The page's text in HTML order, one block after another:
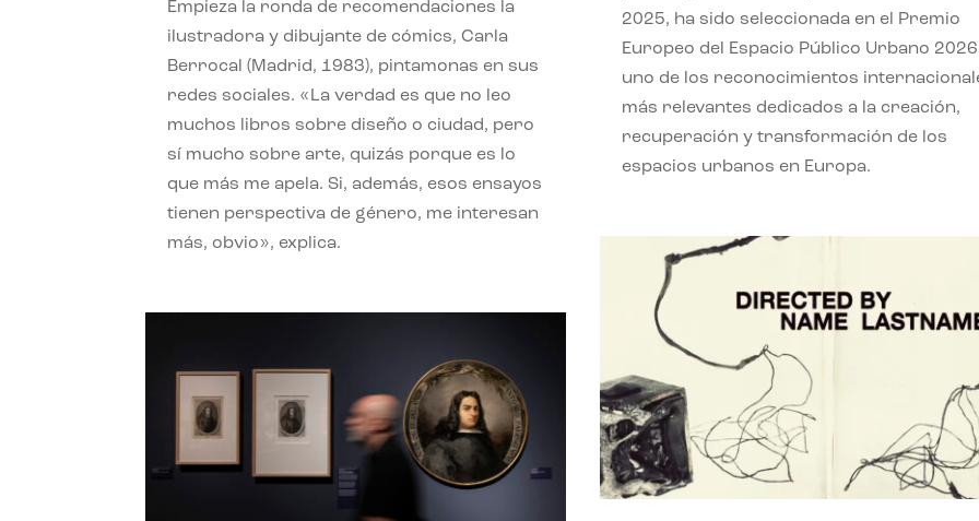
Empieza la ronda de recomendaciones la
ilustradora y dibujante de cómics, Carla
Berrocal (Madrid, 1983), pintamonas en sus
redes sociales. «La verdad es que no leo
muchos libros sobre diseño o ciudad, pero
sí mucho sobre arte, quizás porque es lo
que más me apela. Si, además, esos ensayos
tienen perspectiva de género, me interesan
más, obvio», explica.
2025, ha sido seleccionada en el Premio
Europeo del Espacio Público Urbano
uno de los reconocimientos
más relevantes dedicados a la creación,
recuperación y transformación de los
espacios urbanos en Europa.